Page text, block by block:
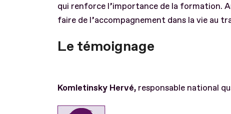
qui renforce l’importance de la formation.
faire de l’accompagnement dans la vie au
Le témoignage
Komletinsky Hervé, responsable national